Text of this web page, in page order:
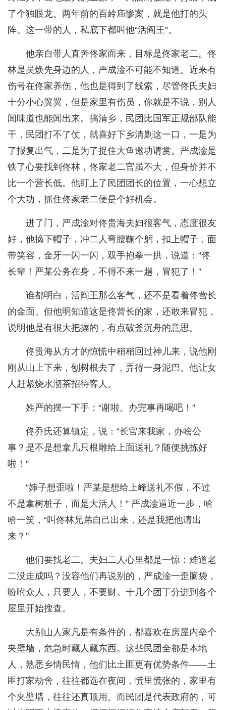
了个独眼龙。两年前的百岭庙惨案，就是他打的头
阵。这一带的人，私底下都叫他“活阎王”。
他亲自带人直奔佟家而来，目标是佟家老二。佟
林是吴焕先身边的人，严成淦不可能不知道。近来有
伤号在佟家养伤，他也是得到了线索，尽管佟氏夫妇
十分小心翼翼，但是家里有伤员，你就是不说，别人
闻味道也能闻出来。搞清乡，民团比国军正规部队能
干，民团打不了仗，就喜好下乡清剿这一口，一是为
了报复出气，二是为了捉住大鱼邀功请赏。严成淦是
铁了心要找到佟林，佟家老二官虽不大，但身价并不
比一个营长低。他盯上了民团团长的位置，一心想立
个大功，抓住佟家老二便是个好机会。
进了门，严成淦对佟贵海夫妇很客气，态度很友
好，他摘下帽子，冲二人弯腰鞠个躬，扣上帽子，面
带笑容，金牙一闪一闪，双手抱拳一拱，说道：“佟
长辈！严某公务在身，不得不来一趟，冒犯了！”
谁都明白，活阎王那么客气，还不是看着佟营长
的金面。但他明知道这是佟营长的家，还敢来冒犯，
说明他是有很大把握的，有点破釜沉舟的意思。
佟贵海从方才的惊慌中稍稍回过神儿来，说他刚
刚从山上下来，刨树根去了，弄得一身泥巴。他让女
人赶紧烧水沏茶招待客人。
姓严的摆一下手：“谢啦。办完事再喝吧！”
佟乔氏还算镇定，说：“长官来我家，办啥公
事？是不是想拿几只根雕给上面送礼？随便挑拣好
啦！”
“婶子想歪啦！严某是想给上峰送礼不假，不过
不是拿树桩子，而是大活人！” 严成淦逼近一步，哈
哈一笑，“叫佟林兄弟自己出来，还是我把他请出
来？”
他们要找老二。夫妇二人心里都是一惊：难道老
二没走成吗？没容他们再说别的，严成淦一歪脑袋，
吩咐众人，只要人，不要财。十几个团丁分进到各个
屋里开始搜查。
大别山人家凡是有条件的，都喜欢在房屋内垒个
夹壁墙，危急时藏人藏东西。这些民团全都是本地
人，熟悉乡情民情，他们比土匪更有优势条件——土
匪打家劫舍，往往都选在夜间，慌里慌张的，家里有
个夹壁墙，往往还真顶用。而民团是代表政府的，可